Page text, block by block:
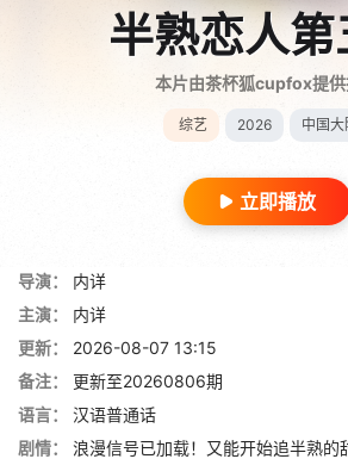
半熟恋人第
本片由茶杯狐cupfox提
综艺 2026 中国大
立即播放
导演：
内详
主演：
内详
更新：
2026-08-07 13:15
备注：
更新至20260806期
语言：
汉语普通话
剧情：
浪漫信号已加载！又能开始追半熟的